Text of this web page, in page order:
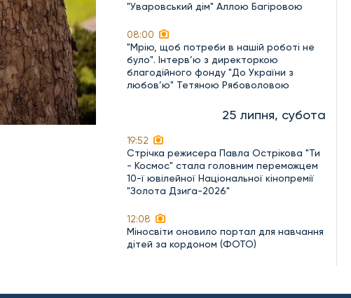
"Уваровський дім" Аллою Багіровою
08:00
"Мрію, щоб потреби в нашій роботі не
було". Інтерв’ю з директоркою
благодійного фонду "До України з
любов’ю" Тетяною Рябоволовою
25 липня, субота
19:52
Стрічка режисера Павла Острікова "Ти
- Космос" стала головним переможцем
10-ї ювілейної Національної кінопремії
"Золота Дзиґа-2026"
12:08
Міносвіти оновило портал для навчання
дітей за кордоном (ФОТО)